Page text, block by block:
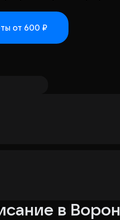
от 600 ₽
в